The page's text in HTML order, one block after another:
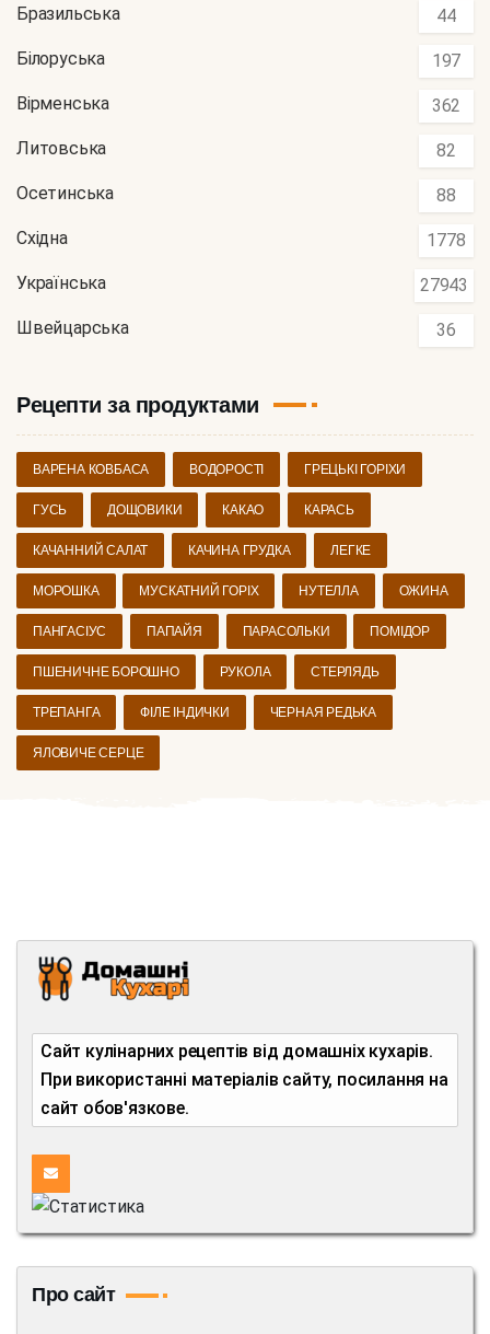
Бразильська 44
Білоруська 197
Вірменська 362
Литовська 82
Осетинська 88
Східна 1778
Українська 27943
Швейцарська 36
Рецепти за продуктами
ВАРЕНА КОВБАСА ВОДОРОСТІ ГРЕЦЬКІ ГОРІХИ
ГУСЬ ДОЩОВИКИ КАКАО КАРАСЬ
КАЧАННИЙ САЛАТ КАЧИНА ГРУДКА ЛЕГКЕ
МОРОШКА МУСКАТНИЙ ГОРІХ НУТЕЛЛА ОЖИНА
ПАНГАСІУС ПАПАЙЯ ПАРАСОЛЬКИ ПОМІДОР
ПШЕНИЧНЕ БОРОШНО РУКОЛА СТЕРЛЯДЬ
ТРЕПАНГА ФІЛЕ ІНДИЧКИ ЧЕРНАЯ РЕДЬКА
ЯЛОВИЧЕ СЕРЦЕ
Сайт кулінарних рецептів від домашніх кухарів.
При використанні матеріалів сайту, посилання на
сайт обов'язкове.
Про сайт